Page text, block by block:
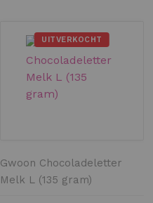
UITVERKOCHT
Gwoon Chocoladeletter
Melk L (135 gram)